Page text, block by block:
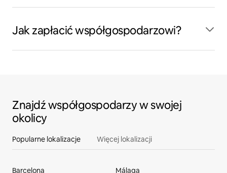
Jak zapłacić współgospodarzowi?
Znajdź współgospodarzy w swojej
okolicy
Popularne lokalizacje Więcej lokalizacji
Barcelona
Málaga